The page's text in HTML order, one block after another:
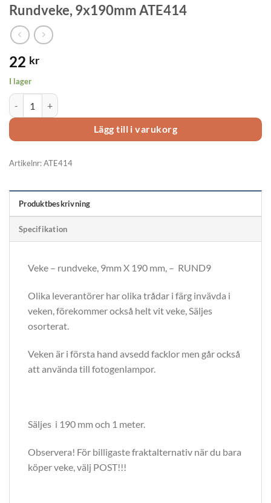
Rundveke, 9x190mm ATE414
22 kr
I lager
Rundveke, 9x190mm ATE414 mängd
Lägg till i varukorg
Artikelnr:ATE414
Produktbeskrivning
Specifikation
Veke – rundveke, 9mm X 190 mm, – RUND9
Olika leverantörer har olika trådar i färg invävda i
veken, förekommer också helt vit veke, Säljes
osorterat.
Veken är i första hand avsedd facklor men går också
att använda till fotogenlampor.
Säljes i 190 mm och 1 meter.
Observera! För billigaste fraktalternativ när du bara
köper veke, välj POST!!!